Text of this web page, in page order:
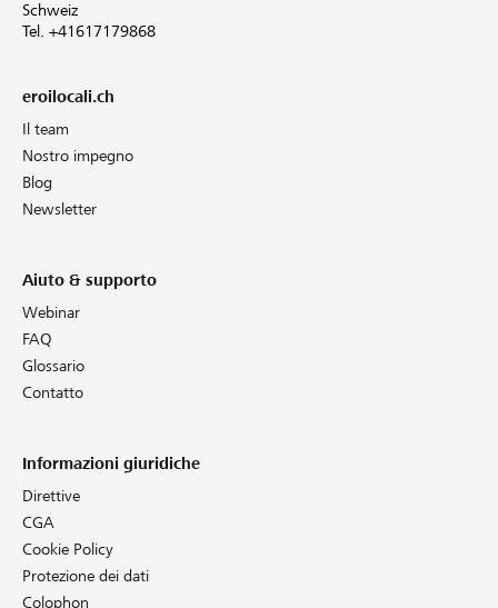
Schweiz
Tel. +41617179868
eroilocali.ch
Il team
Nostro impegno
Blog
Newsletter
Aiuto & supporto
Webinar
FAQ
Glossario
Contatto
Informazioni giuridiche
Direttive
CGA
Cookie Policy
Protezione dei dati
Colophon